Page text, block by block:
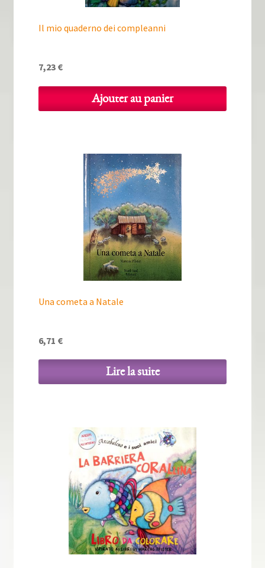
Il mio quaderno dei compleanni
7,23 €
Ajouter au panier
Una cometa a Natale
6,71 €
Lire la suite